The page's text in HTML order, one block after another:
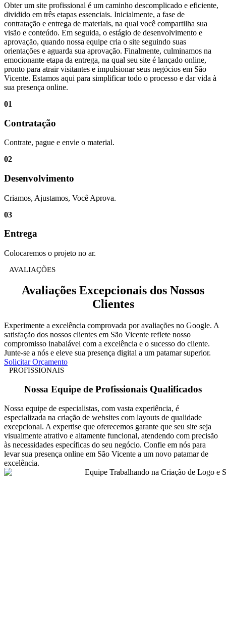
Obter um site profissional é um caminho descomplicado e eficiente,
dividido em três etapas essenciais. Inicialmente, a fase de
contratação e entrega de materiais, na qual você compartilha sua
visão e conteúdo. Em seguida, o estágio de desenvolvimento e
aprovação, quando nossa equipe cria o site seguindo suas
orientações e aguarda sua aprovação. Finalmente, culminamos na
emocionante etapa da entrega, na qual seu site é lançado online,
pronto para atrair visitantes e impulsionar seus negócios em São
Vicente. Estamos aqui para simplificar todo o processo e dar vida à
sua presença online.
01
Contratação
Contrate, pague e envie o material.
02
Desenvolvimento
Criamos, Ajustamos, Você Aprova.
03
Entrega
Colocaremos o projeto no ar.
AVALIAÇÕES
Avaliações Excepcionais dos Nossos
Clientes
Experimente a excelência comprovada por avaliações no Google. A
satisfação dos nossos clientes em São Vicente reflete nosso
compromisso inabalável com a excelência e o sucesso do cliente.
Junte-se a nós e eleve sua presença digital a um patamar superior.
Solicitar Orçamento
PROFISSIONAIS
Nossa Equipe de Profissionais Qualificados
Nossa equipe de especialistas, com vasta experiência, é
especializada na criação de websites com layouts de qualidade
excepcional. A expertise que oferecemos garante que seu site seja
visualmente atrativo e altamente funcional, atendendo com precisão
às necessidades específicas do seu negócio. Confie em nós para
levar sua presença online em São Vicente a um novo patamar de
excelência.